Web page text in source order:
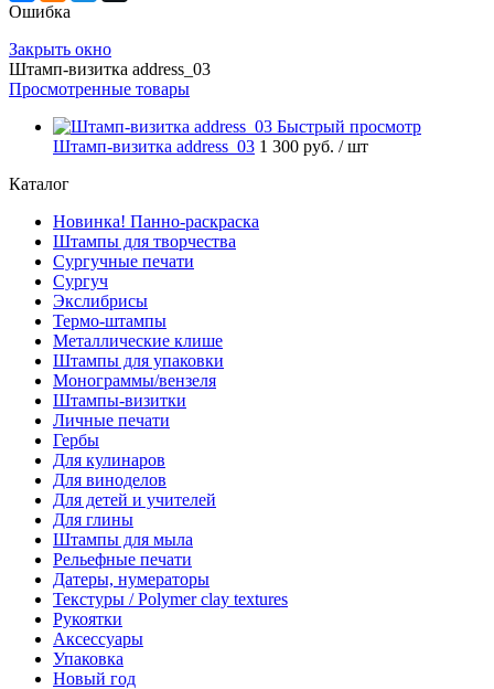
Ошибка
Закрыть окно
Штамп-визитка address_03
Просмотренные товары
Быстрый просмотр
Штамп-визитка address_03 1 300 руб. / шт
Каталог
Новинка! Панно-раскраска
Штампы для творчества
Сургучные печати
Сургуч
Экслибрисы
Термо-штампы
Металлические клише
Штампы для упаковки
Монограммы/вензеля
Штампы-визитки
Личные печати
Гербы
Для кулинаров
Для виноделов
Для детей и учителей
Для глины
Штампы для мыла
Рельефные печати
Датеры, нумераторы
Текстуры / Polymer clay textures
Рукоятки
Аксессуары
Упаковка
Новый год